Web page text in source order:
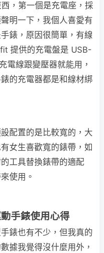
，第一個是充電座，採
明一下，我個人喜愛有
錶，原因很簡單，有線
提供的充電盤是 USB-
電線跟變壓器就能用，
的充電器都是和線材綁
配置的是比較寬的，大
女生喜歡寬的錶帶，如
工具替換錶帶的適配
使用。
手錶使用心得
錶也有不少，但我真的
據我覺得沒什麼用外，